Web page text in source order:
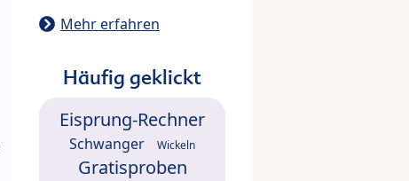
Mehr erfahren
Häufig geklickt
Eisprung-Rechner
Schwanger Wickeln
Gratisproben